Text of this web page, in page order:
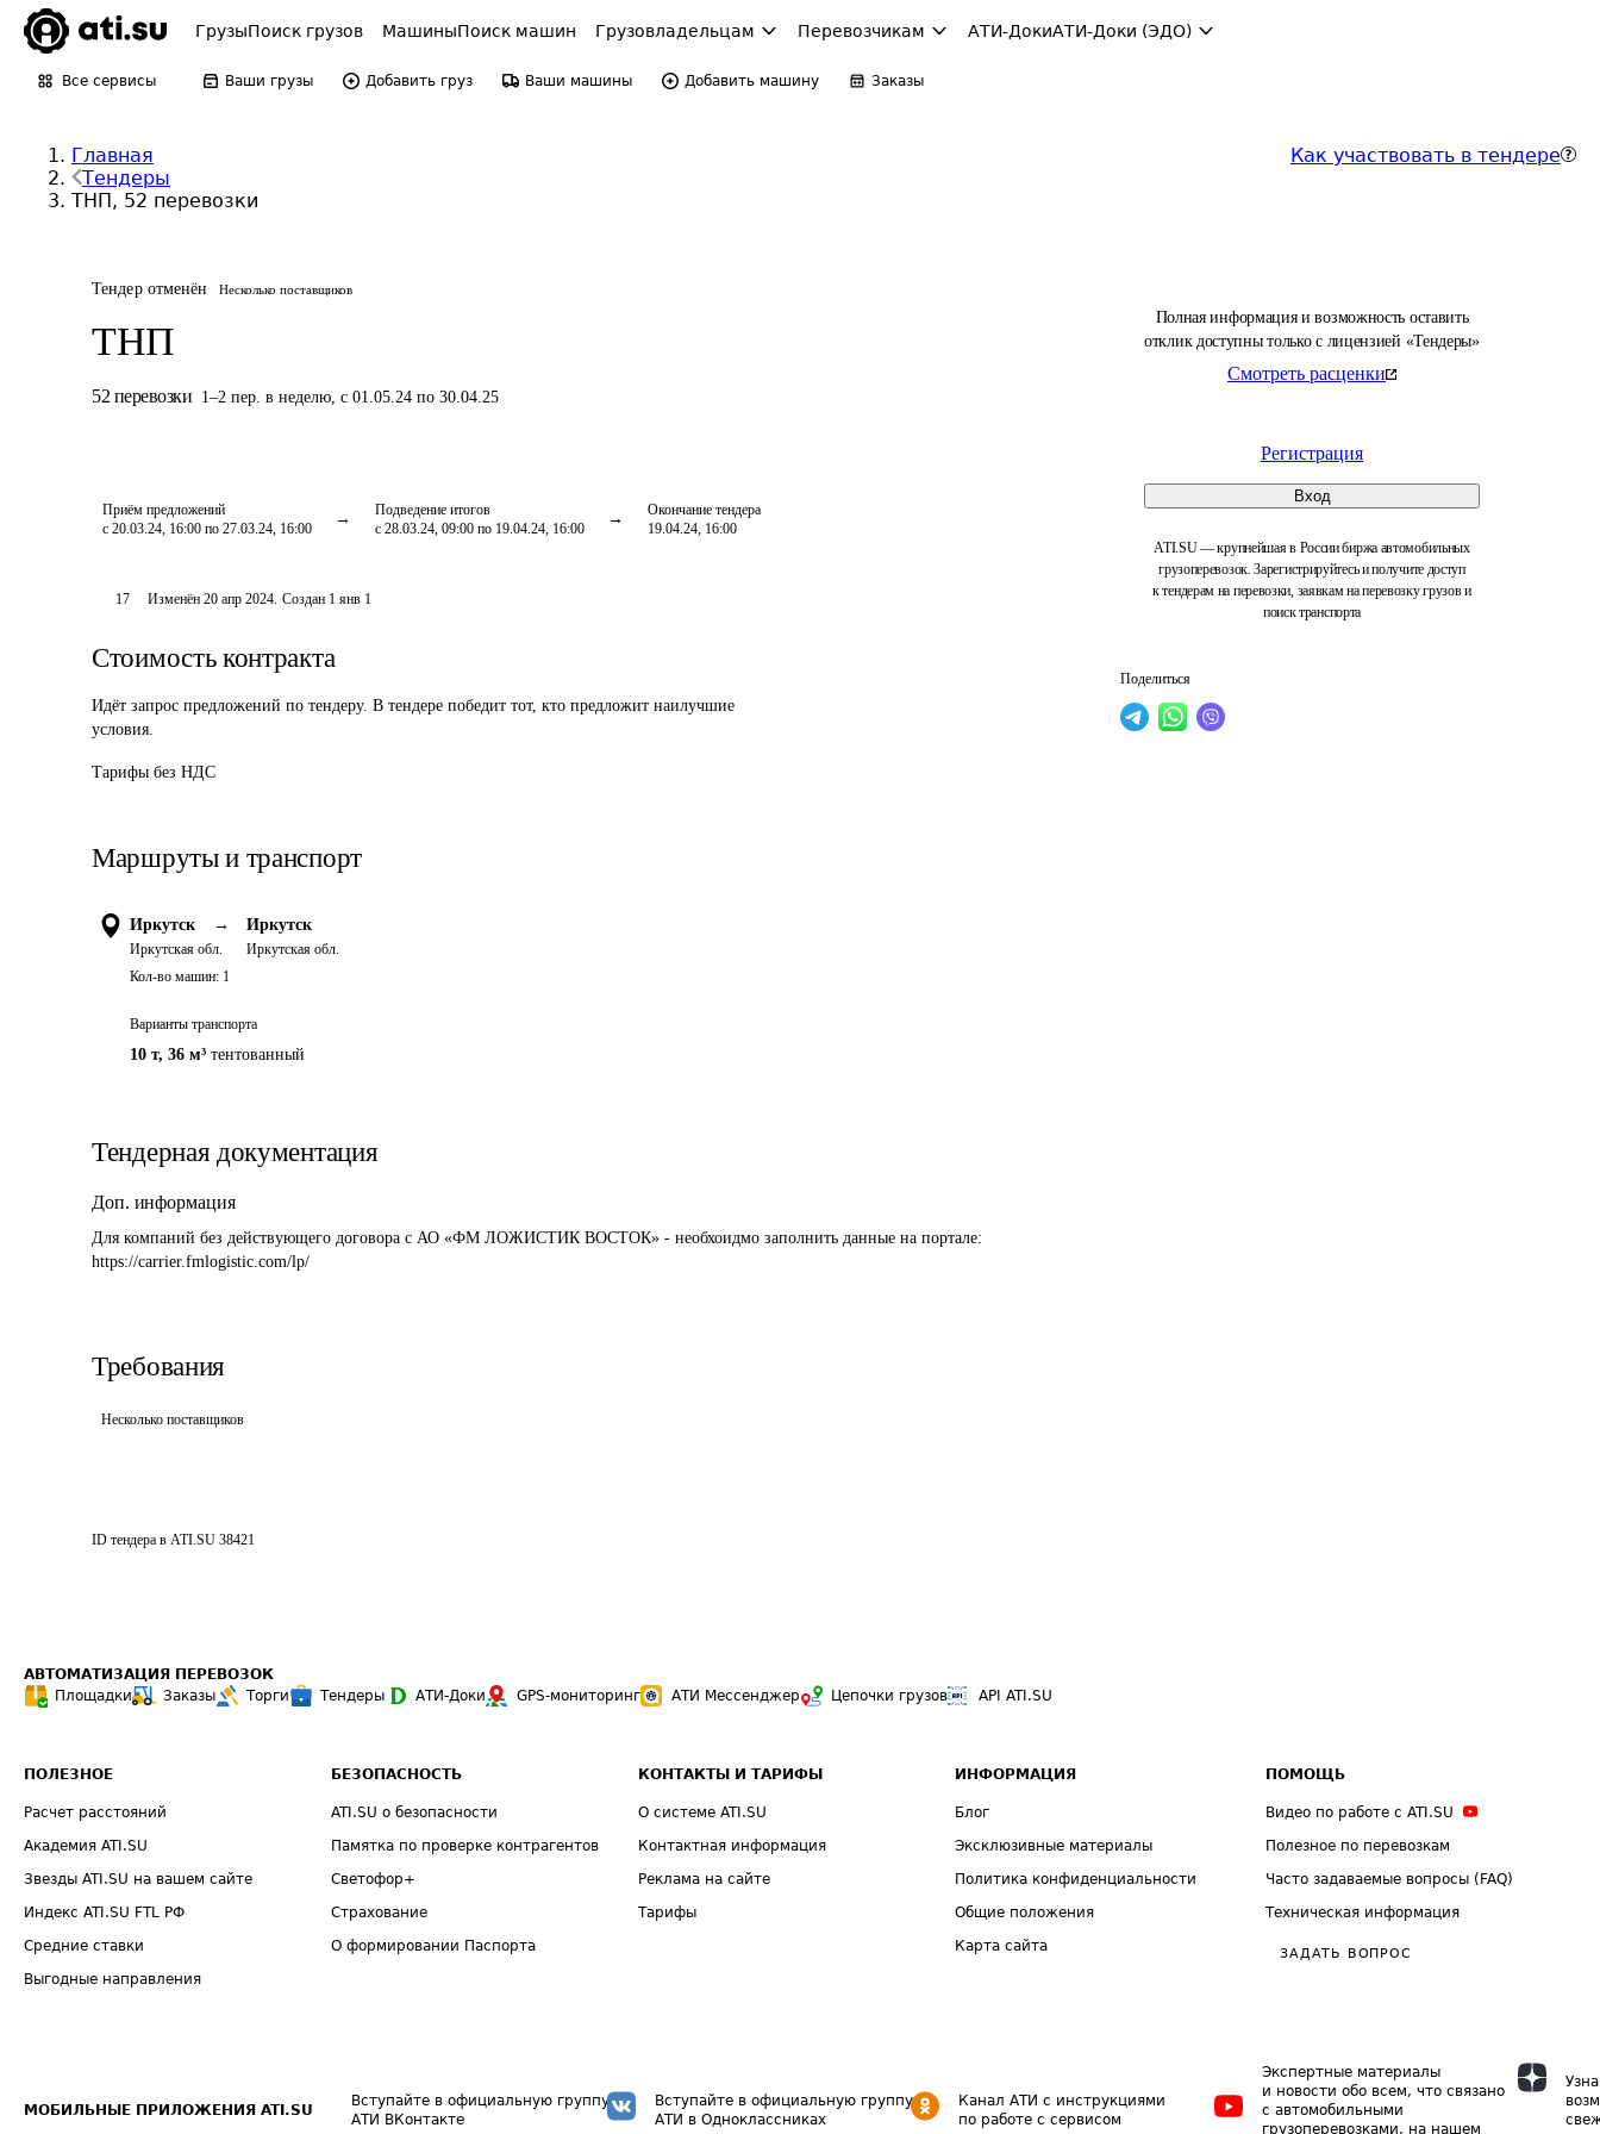
ГрузыПоиск грузов МашиныПоиск машин Грузовладельцам Перевозчикам АТИ-ДокиАТИ-Доки (ЭДО)
Все сервисы Ваши грузы Добавить груз Ваши машины Добавить машину Заказы
Главная
Тендеры
ТНП, 52 перевозки
Как участвовать в тендере
Тендер отменён Несколько поставщиков
ТНП
52 перевозки 1–2 пер. в неделю, с 01.05.24 по 30.04.25
Приём предложений
с 20.03.24, 16:00 по 27.03.24, 16:00
Подведение итогов
с 28.03.24, 09:00 по 19.04.24, 16:00
Окончание тендера
19.04.24, 16:00
Полная информация и возможность оставить
отклик доступны только с лицензией «Тендеры»
Смотреть расценки
Регистрация
Вход
ATI.SU — крупнейшая в России биржа автомобильных
грузоперевозок. Зарегистрируйтесь и получите доступ
к тендерам на перевозки, заявкам на перевозку грузов и
поиск транспорта
Поделиться
17 Изменён20 апр 2024. Создан 1 янв 1
Стоимость контракта
Идёт запрос предложений по тендеру. В тендере победит тот, кто предложит наилучшие
условия.
Тарифы без НДС
Маршруты и транспорт
Иркутск →
Иркутская обл.
Иркутск
Иркутская обл.
Кол-во машин: 1
Варианты транспорта
10 т, 36 м³ тентованный
Тендерная документация
Доп. информация
Для компаний без действующего договора с АО «ФМ ЛОЖИСТИК ВОСТОК» - необхоидмо заполнить данные на портале:
https://carrier.fmlogistic.com/lp/
Требования
Несколько поставщиков
ID тендера в ATI.SU 38421
АВТОМАТИЗАЦИЯ ПЕРЕВОЗОК
Площадки
Заказы Торги Тендеры АТИ-Доки GPS-мониторинг АТИ Мессенджер Цепочки грузов API ATI.SU
ПОЛЕЗНОЕ
Расчет расстояний
Академия ATI.SU
Звезды ATI.SU на вашем сайте
Индекс ATI.SU FTL РФ
Средние ставки
Выгодные направления
БЕЗОПАСНОСТЬ
ATI.SU о безопасности
Памятка по проверке контрагентов
Светофор+
Страхование
О формировании Паспорта
КОНТАКТЫ И ТАРИФЫ
О системе ATI.SU
Контактная информация
Реклама на сайте
Тарифы
ИНФОРМАЦИЯ
Блог
Эксклюзивные материалы
Политика конфиденциальности
Общие положения
Карта сайта
ПОМОЩЬ
Видео по работе с ATI.SU
Полезное по перевозкам
Часто задаваемые вопросы (FAQ)
Техническая информация
ЗАДАТЬ ВОПРОС
МОБИЛЬНЫЕ ПРИЛОЖЕНИЯ ATI.SU
Вступайте в официальную группу
АТИ ВКонтакте
Вступайте в официальную группу
АТИ в Одноклассниках
Канал АТИ с инструкциями
по работе с сервисом
Экспертные материалы
и новости обо всем, что связано
с автомобильными
грузоперевозками, на нашем